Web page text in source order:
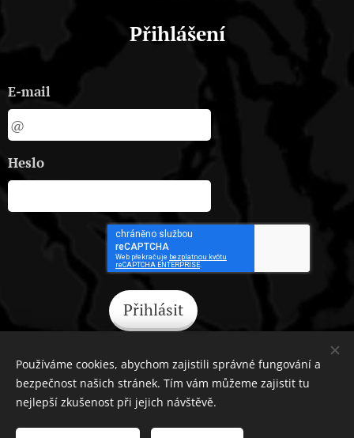
Přihlášení
E-mail
Heslo
Přihlásit
Zapomněli jste heslo?
Používáme cookies, abychom zajistili správné fungování a
bezpečnost našich stránek. Tím vám můžeme zajistit tu
nejlepší zkušenost při jejich návštěvě.